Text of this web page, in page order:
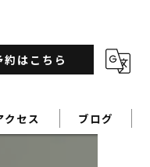
約はこちら
クセス ブログ